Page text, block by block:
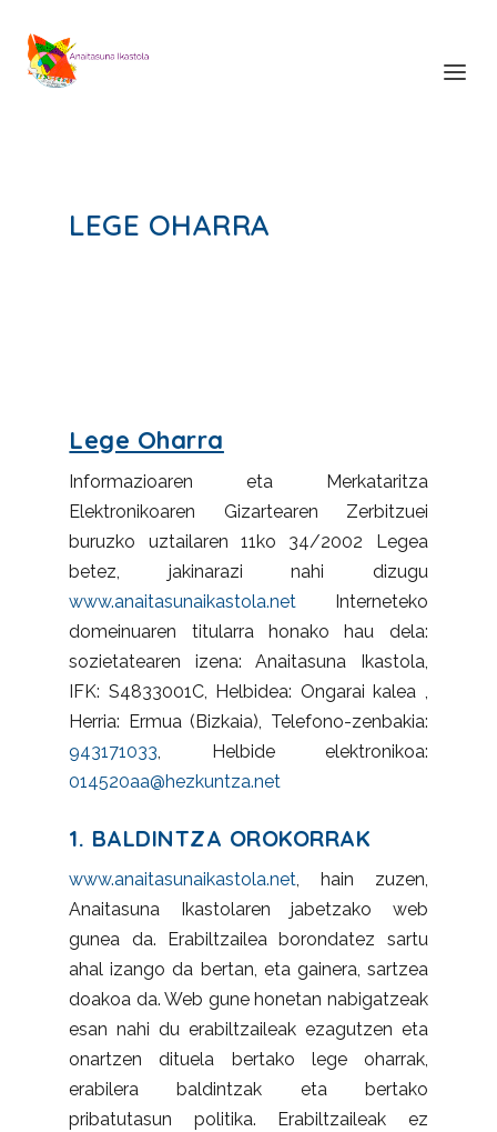
LEGE OHARRA
Lege Oharra
Informazioaren eta Merkataritza
Elektronikoaren Gizartearen Zerbitzuei
buruzko uztailaren 11ko 34/2002 Legea
betez, jakinarazi nahi dizugu
www.anaitasunaikastola.net Interneteko
domeinuaren titularra honako hau dela:
sozietatearen izena: Anaitasuna Ikastola,
IFK: S4833001C, Helbidea: Ongarai kalea ,
Herria: Ermua (Bizkaia), Telefono-zenbakia:
943171033 , Helbide elektronikoa:
014520aa@hezkuntza.net
1. BALDINTZA OROKORRAK
www.anaitasunaikastola.net, hain zuzen,
Anaitasuna Ikastolaren jabetzako web
gunea da. Erabiltzailea borondatez sartu
ahal izango da bertan, eta gainera, sartzea
doakoa da. Web gune honetan nabigatzeak
esan nahi du erabiltzaileak ezagutzen eta
onartzen dituela bertako lege oharrak,
erabilera baldintzak eta bertako
pribatutasun politika. Erabiltzaileak ez